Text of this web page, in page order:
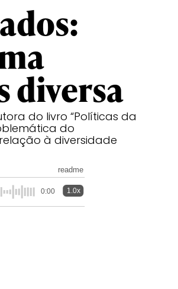
diversa
do livro “Políticas da
do
à diversidade
readme
0:00 1.0x